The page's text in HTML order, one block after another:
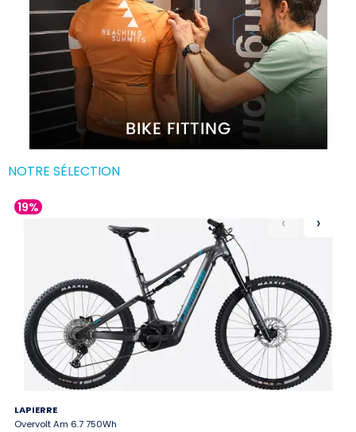
NOTRE SÉLECTION
‹
19%
LAPIERRE
Overvolt Am 6.7 750Wh
›